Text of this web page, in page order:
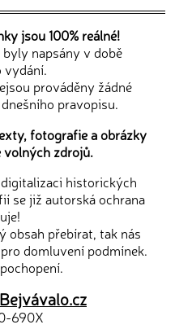
jsou 100% reálné!
napsány v době
vydání.
prováděny žádné
pravopisu.
fotografie a obrázky
volných zdrojů.
historických
se již autorská ochrana
obsah přebírat, tak nás
pro domluvení podmínek.
Bejvávalo.cz
690X